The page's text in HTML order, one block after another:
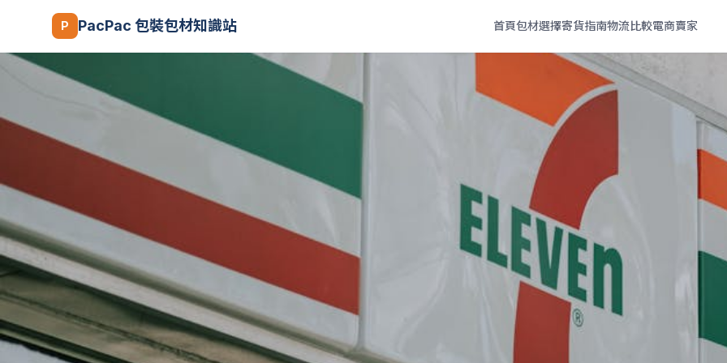
P PacPac 包裝包材知識站 首頁包材選擇寄貨指南物流比較電商賣家